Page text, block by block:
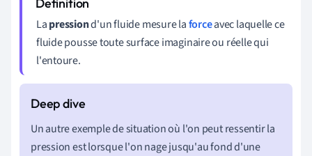
Lapressiond'un fluide mesure laforceavec laquelle ce
fluide pousse toute surface imaginaire ou réelle qui
l'entoure.
Un autre exemple de situation où l'on peut ressentir la
pression est lorsque l'on nage jusqu'au fond d'une